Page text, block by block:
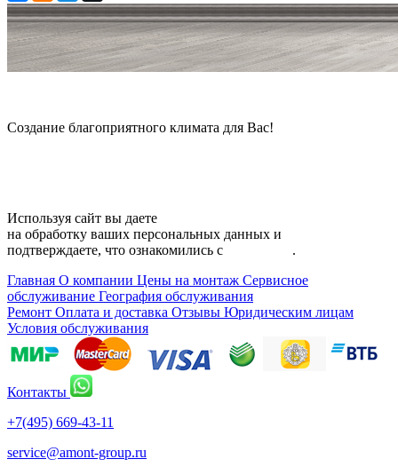
Создание благоприятного климата для Вас!
Используя сайт вы даете
на обработку ваших персональных данных и
подтверждаете, что ознакомились с
.
Главная О компании Цены на монтаж Сервисное
обслуживание География обслуживания
Ремонт Оплата и доставка Отзывы Юридическим лицам
Условия обслуживания
Контакты
+7(495) 669-43-11
service@amont-group.ru